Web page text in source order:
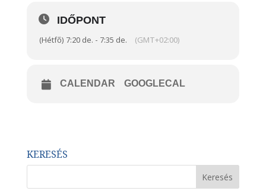
IDŐPONT
(Hétfő) 7:20 de. - 7:35 de. (GMT+02:00)
CALENDAR GOOGLECAL
KERESÉS